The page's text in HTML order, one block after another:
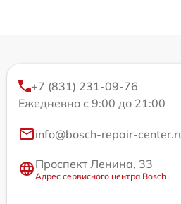
+7 (831) 231-09-76
Ежедневно с 9:00 до 21:00
info@bosch-repair-
Проспект Ленина, 33
Адрес сервисного центра Bosch